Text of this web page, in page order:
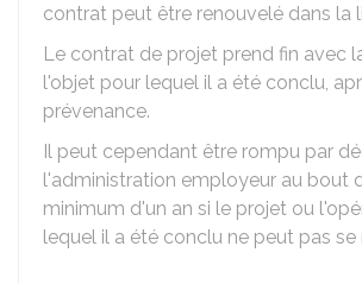
contrat peut être renouvelé dans la
Le contrat de projet prend fin avec
l'objet pour lequel il a été conclu,
prévenance.
Il peut cependant être rompu par
l'administration employeur au bout
minimum d'un an si le projet ou
lequel il a été conclu ne peut pas se